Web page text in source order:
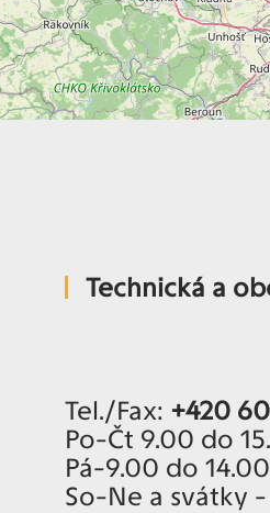
Technická a
Tel./Fax: +420
Po-Čt 9.00 do
Pá-9.00 do
So-Ne a svátky